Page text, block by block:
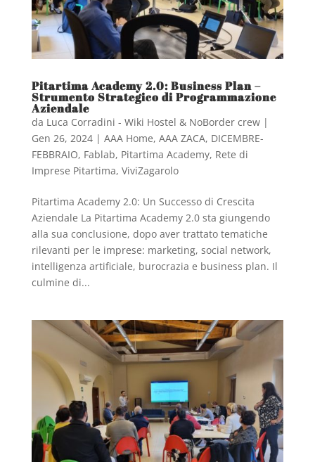
Pitartima Academy 2.0: Business Plan –
Strumento Strategico di Programmazione
Aziendale
da Luca Corradini - Wiki Hostel & NoBorder crew|
Gen 26, 2024| AAA Home, AAA ZACA, DICEMBRE-
FEBBRAIO, Fablab, Pitartima Academy, Rete di
Imprese Pitartima, ViviZagarolo
Pitartima Academy 2.0: Un Successo di Crescita
Aziendale La Pitartima Academy 2.0 sta giungendo
alla sua conclusione, dopo aver trattato tematiche
rilevanti per le imprese: marketing, social network,
intelligenza artificiale, burocrazia e business plan. Il
culmine di...